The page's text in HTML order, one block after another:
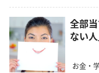
全部
ない
お金・